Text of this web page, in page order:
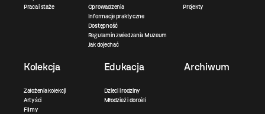
Praca i staże
Oprowadzenia
Informacje praktyczne
Dostępność
Regulamin zwiedzania Muzeum
Jak dojechać
Projekty
Kolekcja
Założenia kolekcji
Artyści
Filmy
Edukacja
Dzieci i rodziny
Młodzież i dorośli
Archiwum